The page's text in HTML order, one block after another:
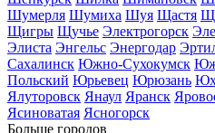
Шумерля Шумиха Шуя Щастя
Щигры Щучье Электрогорск
Элиста Энгельс Энергодар
Сахалинск Южно-Сухокумск
Польский Юрьевец Юрюзань
Ялуторовск Янаул Яранск
Ясиноватая Ясногорск
Больше городов